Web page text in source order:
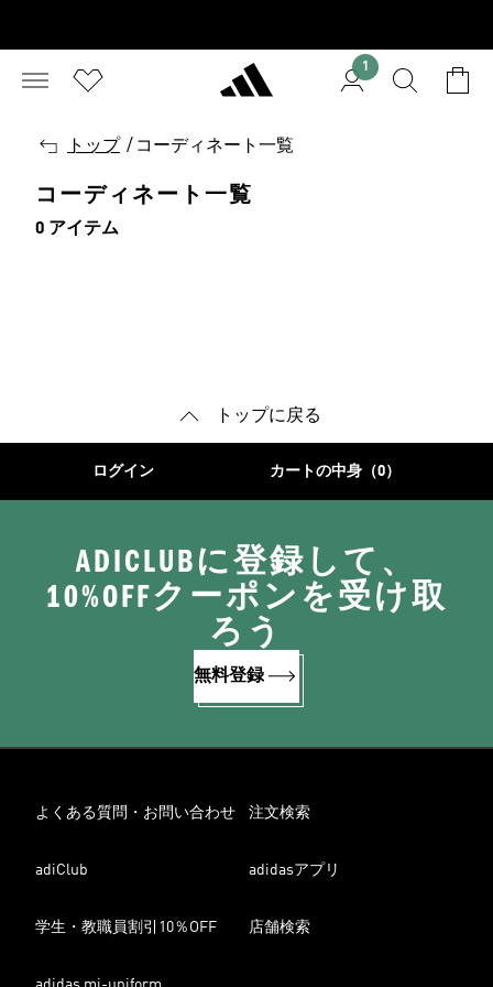
1
戻
トップ / コーディネート一覧
コーディネート一覧
0 アイテム
トップに戻る
ログイン カートの中身（0）
ADICLUBに登録して、
10%OFFクーポンを受け取
ろう
無料登録
よくある質問・お問い合わせ 注文検索
adiClub adidasアプリ
学生・教職員割引10％OFF 店舗検索